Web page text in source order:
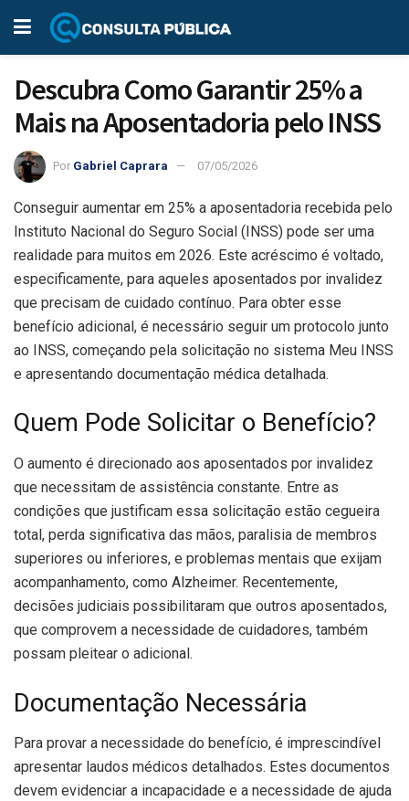
Descubra Como Garantir 25% a
Mais na Aposentadoria pelo INSS
Por Gabriel Caprara 07/05/2026
Conseguir aumentar em 25% a aposentadoria recebida pelo
Instituto Nacional do Seguro Social (INSS) pode ser uma
realidade para muitos em 2026. Este acréscimo é voltado,
especificamente, para aqueles aposentados por invalidez
que precisam de cuidado contínuo. Para obter esse
benefício adicional, é necessário seguir um protocolo junto
ao INSS, começando pela solicitação no sistema Meu INSS
e apresentando documentação médica detalhada.
Quem Pode Solicitar o Benefício?
O aumento é direcionado aos aposentados por invalidez
que necessitam de assistência constante. Entre as
condições que justificam essa solicitação estão cegueira
total, perda significativa das mãos, paralisia de membros
superiores ou inferiores, e problemas mentais que exijam
acompanhamento, como Alzheimer. Recentemente,
decisões judiciais possibilitaram que outros aposentados,
que comprovem a necessidade de cuidadores, também
possam pleitear o adicional.
Documentação Necessária
Para provar a necessidade do benefício, é imprescindível
apresentar laudos médicos detalhados. Estes documentos
devem evidenciar a incapacidade e a necessidade de ajuda